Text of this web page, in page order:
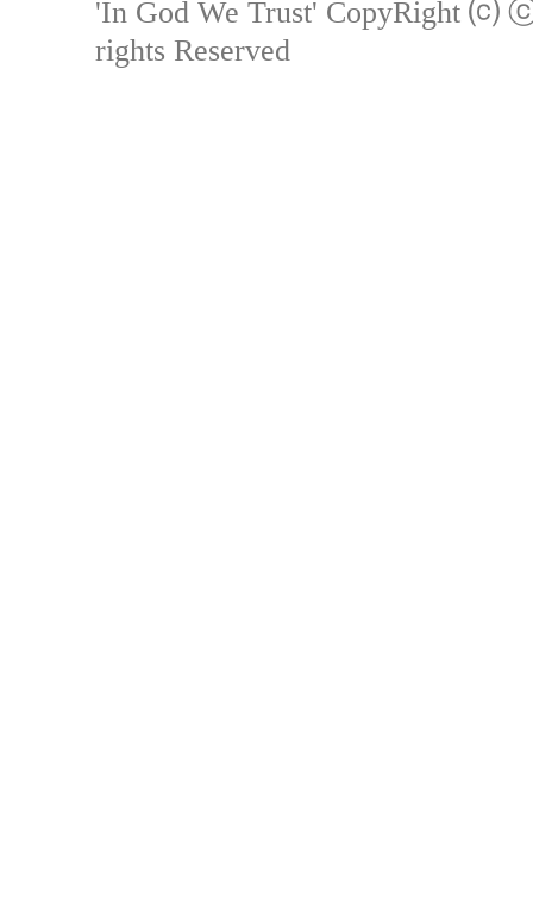
'In God We Trust' CopyRight ⒞
rights Reserved